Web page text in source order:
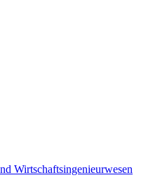
Wirtschaftsingenieurwesen